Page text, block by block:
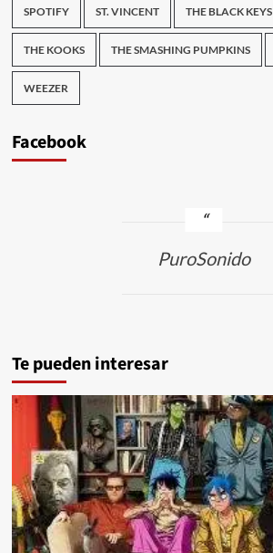
SPOTIFY ST. VINCENT THE BLACK KEYS
THE KOOKS THE SMASHING PUMPKINS
WEEZER
Facebook
PuroSonido
Te pueden interesar